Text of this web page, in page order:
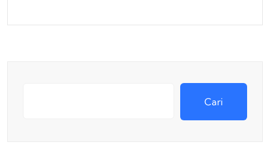
Cari